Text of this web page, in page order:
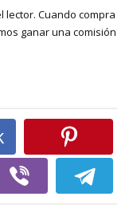
lector. Cuando compra
ganar una comisión